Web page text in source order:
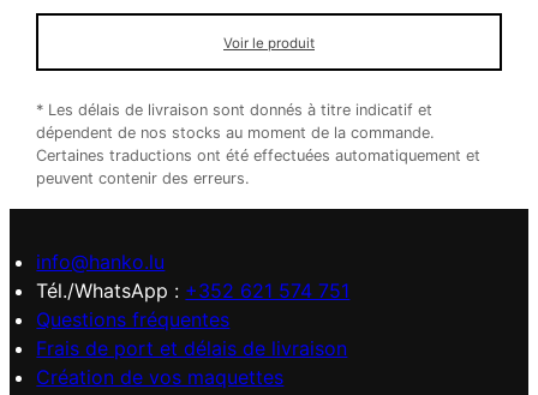
Voir le produit
* Les délais de livraison sont donnés à titre indicatif et
dépendent de nos stocks au moment de la commande.
Certaines traductions ont été effectuées automatiquement et
peuvent contenir des erreurs.
info@hanko.lu
Tél./WhatsApp : +352 621 574 751
Questions fréquentes
Frais de port et délais de livraison
Création de vos maquettes